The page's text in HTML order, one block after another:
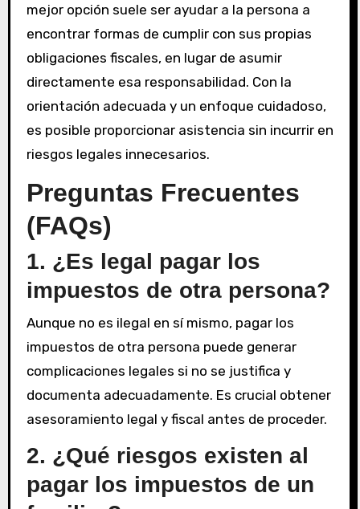
mejor opción suele ser ayudar a la persona a
encontrar formas de cumplir con sus propias
obligaciones fiscales, en lugar de asumir
directamente esa responsabilidad. Con la
orientación adecuada y un enfoque cuidadoso,
es posible proporcionar asistencia sin incurrir en
riesgos legales innecesarios.
Preguntas Frecuentes
(FAQs)
1. ¿Es legal pagar los
impuestos de otra persona?
Aunque no es ilegal en sí mismo, pagar los
impuestos de otra persona puede generar
complicaciones legales si no se justifica y
documenta adecuadamente. Es crucial obtener
asesoramiento legal y fiscal antes de proceder.
2. ¿Qué riesgos existen al
pagar los impuestos de un